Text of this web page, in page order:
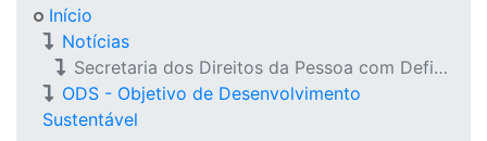
Início
Notícias
Secretaria dos Direitos da Pessoa com Deficiência e do Idoso
ODS - Objetivo de Desenvolvimento
Sustentável